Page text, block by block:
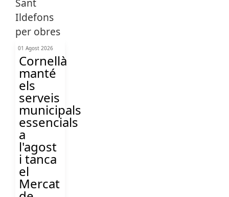
01 Agost 2026
Cornellà
manté
els
serveis
municipals
essencials
a
l'agost
i tanca
el
Mercat